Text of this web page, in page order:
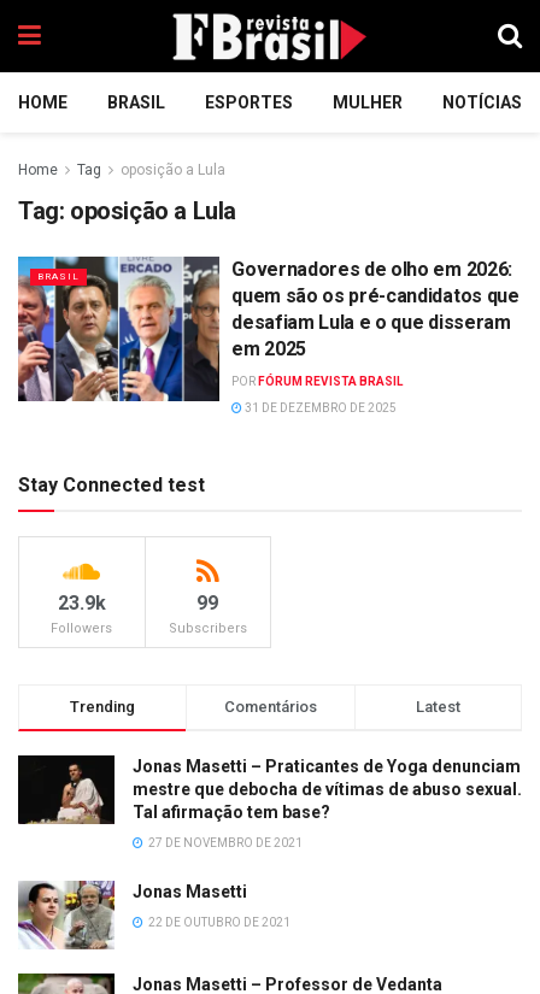
HOME BRASIL ESPORTES MULHER NOTÍCIAS
Home Tag oposição a Lula
Tag: oposição a Lula
BRASIL
Governadores de olho em 2026:
quem são os pré-candidatos que
desafiam Lula e o que disseram
em 2025
POR FÓRUM REVISTA BRASIL
31 DE DEZEMBRO DE 2025
Stay Connected test
23.9k
Followers
99
Subscribers
Trending Comentários Latest
Jonas Masetti – Praticantes de Yoga denunciam
mestre que debocha de vítimas de abuso sexual.
Tal afirmação tem base?
27 DE NOVEMBRO DE 2021
Jonas Masetti
22 DE OUTUBRO DE 2021
Jonas Masetti – Professor de Vedanta